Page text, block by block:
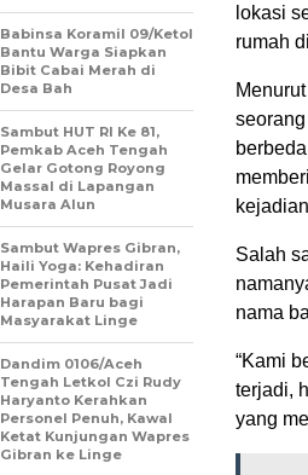
lokasi
rumah
Salah
nama
“Kami
terjadi,
yang
‎Babinsa Koramil 09/Ketol
Bantu Warga Siapkan
Bibit Cabai Merah di
Desa Bah
Sambut HUT RI Ke 81,
Pemkab Aceh Tengah
Gelar Gotong Royong
Massal di Lapangan
Musara Alun
‎Sambut Wapres Gibran,
Haili Yoga: Kehadiran
Pemerintah Pusat Jadi
Harapan Baru bagi
Masyarakat Linge
Dandim 0106/Aceh
Tengah Letkol Czi Rudy
Haryanto Kerahkan
Personel Penuh, Kawal
Ketat Kunjungan Wapres
Gibran ke Linge